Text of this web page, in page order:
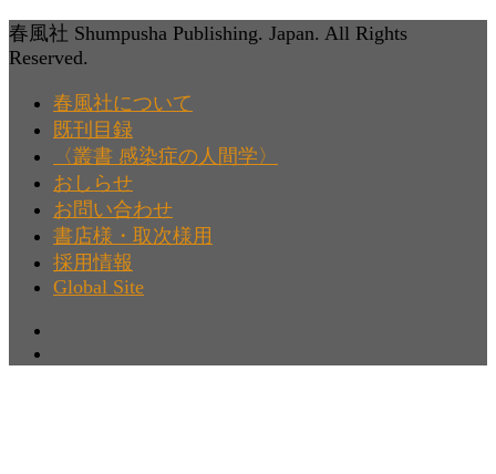
春風社 Shumpusha Publishing. Japan. All Rights
Reserved.
春風社について
既刊目録
〈叢書 感染症の人間学〉
おしらせ
お問い合わせ
書店様・取次様用
採用情報
Global Site